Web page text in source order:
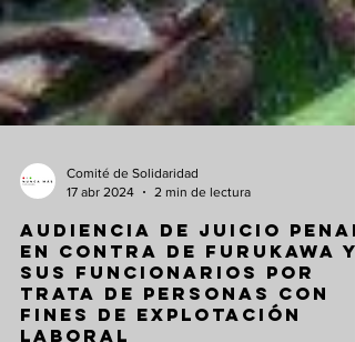
17 abr 2024
2 min de lectura
Audiencia de juicio penal
en contra de Furukawa y
sus funcionarios por
trata de personas con